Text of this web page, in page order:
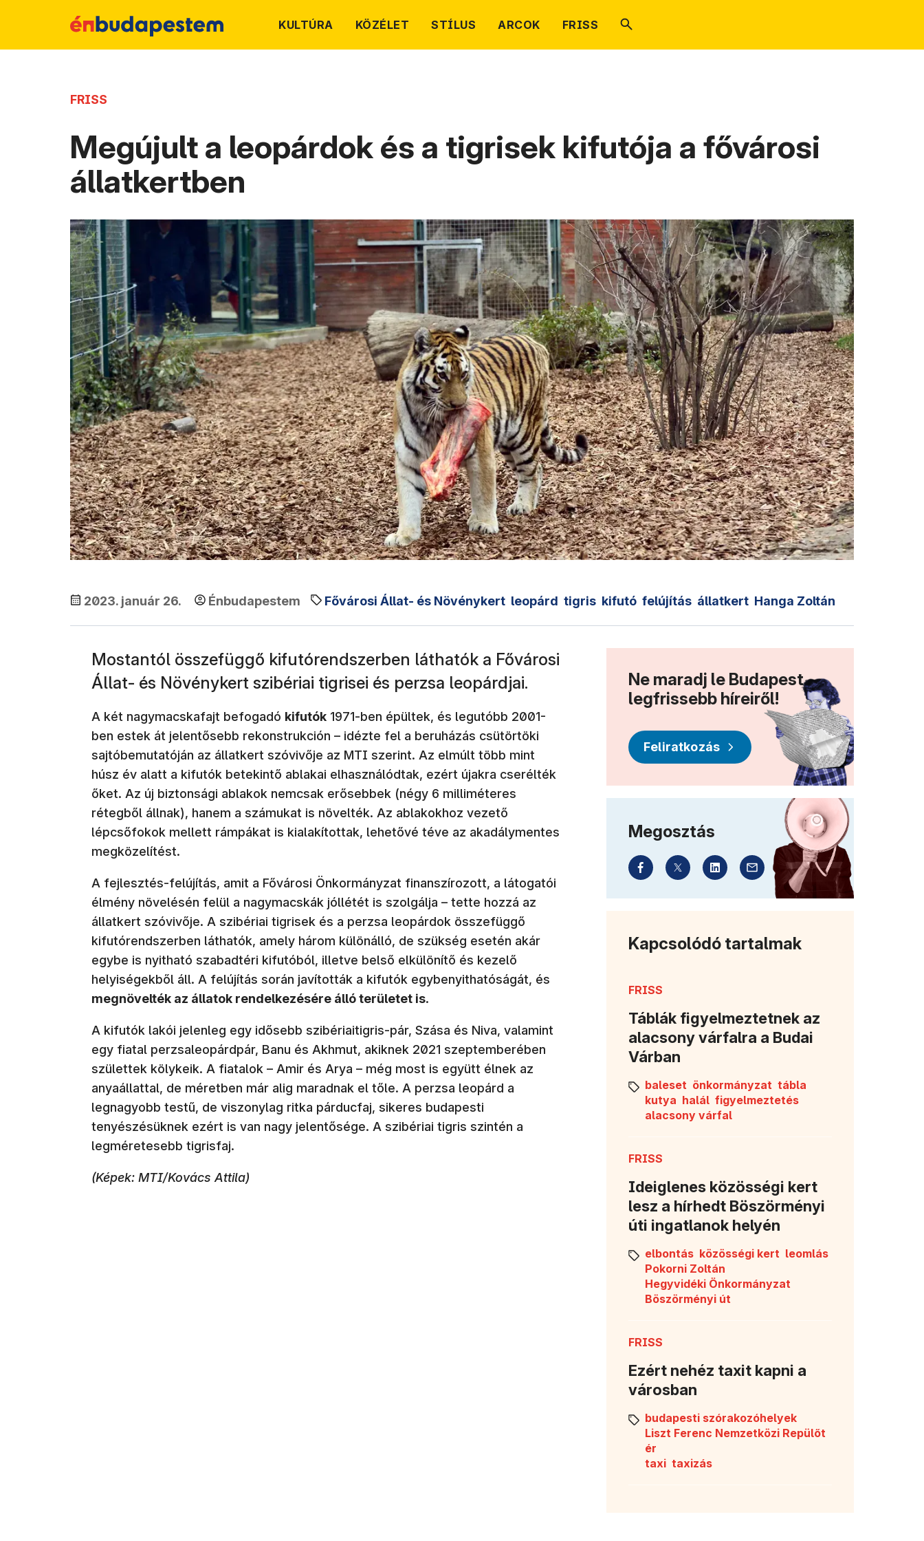
KULTÚRA KÖZÉLET STÍLUS ARCOK FRISS
FRISS
Megújult a leopárdok és a tigrisek kifutója a fővárosi
állatkertben
2023. január 26. Énbudapestem Fővárosi Állat- és Növénykert leopárd tigris kifutó felújítás állatkert Hanga Zoltán
Mostantól összefüggő kifutórendszerben láthatók a Fővárosi
Állat- és Növénykert szibériai tigrisei és perzsa leopárdjai.
A két nagymacskafajt befogadó kifutók 1971-ben épültek, és legutóbb 2001-
ben estek át jelentősebb rekonstrukción – idézte fel a beruházás csütörtöki
sajtóbemutatóján az állatkert szóvivője az MTI szerint. Az elmúlt több mint
húsz év alatt a kifutók betekintő ablakai elhasználódtak, ezért újakra cserélték
őket. Az új biztonsági ablakok nemcsak erősebbek (négy 6 milliméteres
rétegből állnak), hanem a számukat is növelték. Az ablakokhoz vezető
lépcsőfokok mellett rámpákat is kialakítottak, lehetővé téve az akadálymentes
megközelítést.
A fejlesztés-felújítás, amit a Fővárosi Önkormányzat finanszírozott, a látogatói
élmény növelésén felül a nagymacskák jóllétét is szolgálja – tette hozzá az
állatkert szóvivője. A szibériai tigrisek és a perzsa leopárdok összefüggő
kifutórendszerben láthatók, amely három különálló, de szükség esetén akár
egybe is nyitható szabadtéri kifutóból, illetve belső elkülönítő és kezelő
helyiségekből áll. A felújítás során javították a kifutók egybenyithatóságát, és
megnövelték az állatok rendelkezésére álló területet is.
A kifutók lakói jelenleg egy idősebb szibériaitigris-pár, Szása és Niva, valamint
egy fiatal perzsaleopárdpár, Banu és Akhmut, akiknek 2021 szeptemberében
születtek kölykeik. A fiatalok – Amir és Arya – még most is együtt élnek az
anyaállattal, de méretben már alig maradnak el tőle. A perzsa leopárd a
legnagyobb testű, de viszonylag ritka párducfaj, sikeres budapesti
tenyészésüknek ezért is van nagy jelentősége. A szibériai tigris szintén a
legméretesebb tigrisfaj.
(Képek: MTI/Kovács Attila)
Ne maradj le Budapest
legfrissebb híreiről!
Feliratkozás
Megosztás
Kapcsolódó tartalmak
FRISS
Táblák figyelmeztetnek az
alacsony várfalra a Budai
Várban
baleset önkormányzat tábla
kutya halál figyelmeztetés
alacsony várfal
FRISS
Ideiglenes közösségi kert
lesz a hírhedt Böszörményi
úti ingatlanok helyén
elbontás közösségi kert leomlás
Pokorni Zoltán
Hegyvidéki Önkormányzat
Böszörményi út
FRISS
Ezért nehéz taxit kapni a
városban
budapesti szórakozóhelyek
Liszt Ferenc Nemzetközi Repülőt
ér
taxi taxizás